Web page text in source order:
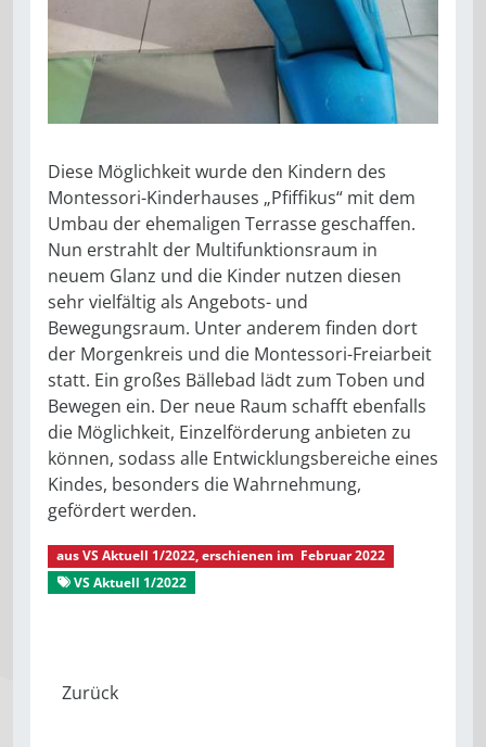
Diese Möglichkeit wurde den Kindern des
Montessori-Kinderhauses „Pfiffikus“ mit dem
Umbau der ehemaligen Terrasse geschaffen.
Nun erstrahlt der Multifunktionsraum in
neuem Glanz und die Kinder nutzen diesen
sehr vielfältig als Angebots- und
Bewegungsraum. Unter anderem finden dort
der Morgenkreis und die Montessori-Freiarbeit
statt. Ein großes Bällebad lädt zum Toben und
Bewegen ein. Der neue Raum schafft ebenfalls
die Möglichkeit, Einzelförderung anbieten zu
können, sodass alle Entwicklungsbereiche eines
Kindes, besonders die Wahrnehmung,
gefördert werden.
ausVS Aktuell 1/2022, erschienen im Februar 2022
VS Aktuell 1/2022